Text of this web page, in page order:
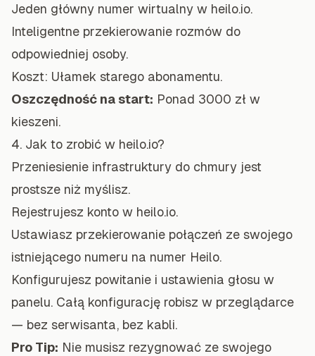
Jeden główny numer wirtualny w heilo.io.
Inteligentne przekierowanie rozmów do
odpowiedniej osoby.
Koszt: Ułamek starego abonamentu.
Oszczędność na start: Ponad 3000 zł w
kieszeni.
4. Jak to zrobić w heilo.io?
Przeniesienie infrastruktury do chmury jest
prostsze niż myślisz.
Rejestrujesz konto w heilo.io.
Ustawiasz przekierowanie połączeń ze swojego
istniejącego numeru na numer Heilo.
Konfigurujesz powitanie i ustawienia głosu w
panelu. Całą konfigurację robisz w przeglądarce
— bez serwisanta, bez kabli.
Pro Tip: Nie musisz rezygnować ze swojego